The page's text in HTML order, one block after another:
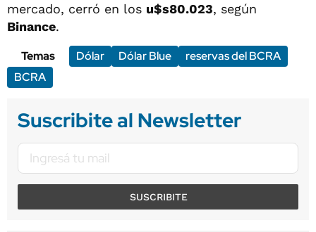
mercado, cerró en los u$s80.023, según
Binance.
Temas
Dólar Dólar Blue
reservas del BCRA
BCRA
Suscribite al Newsletter
SUSCRIBITE